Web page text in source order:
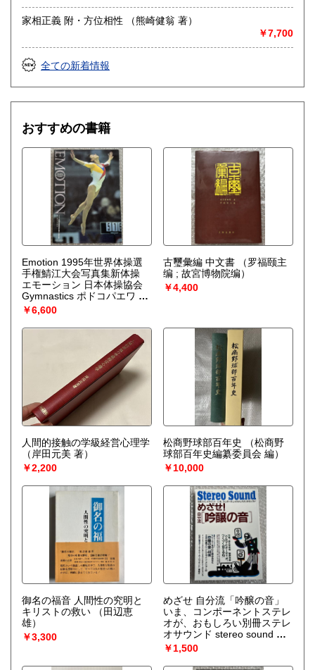
家相正義 附・方位相性 （熊崎健翁 著）
￥7,700
全ての新着情報
おすすめの書籍
Emotion 1995年世界体操選
手権鯖江大会写真集新体操
エモーション 日本体操協会
Gymnastics ポドコパエワ リ
リアホルキナ スベトラーナ
シェルボ ビタリー ミロショ
ビッチ ラビニア小菅麻里 菅
（四位実 撮影）
￥6,600
古璽彙編 中文書
（罗福颐主
编 ; 故宮博物院编）
￥4,400
人間的接触の学級経営心理学
（岸田元美 著）
￥2,200
松商野球部百年史
（松商野
球部百年史編纂委員会 編）
￥10,000
御名の福音 人間性の究明と
キリストの救い
（田辺恵
雄）
￥3,300
めざせ 自分流「吟醸の音」
いま、コンポーネントステレ
オが、おもしろい別冊ステレ
オサウンド stereo sound ＜
別冊ステレオサウンド＞
￥1,500